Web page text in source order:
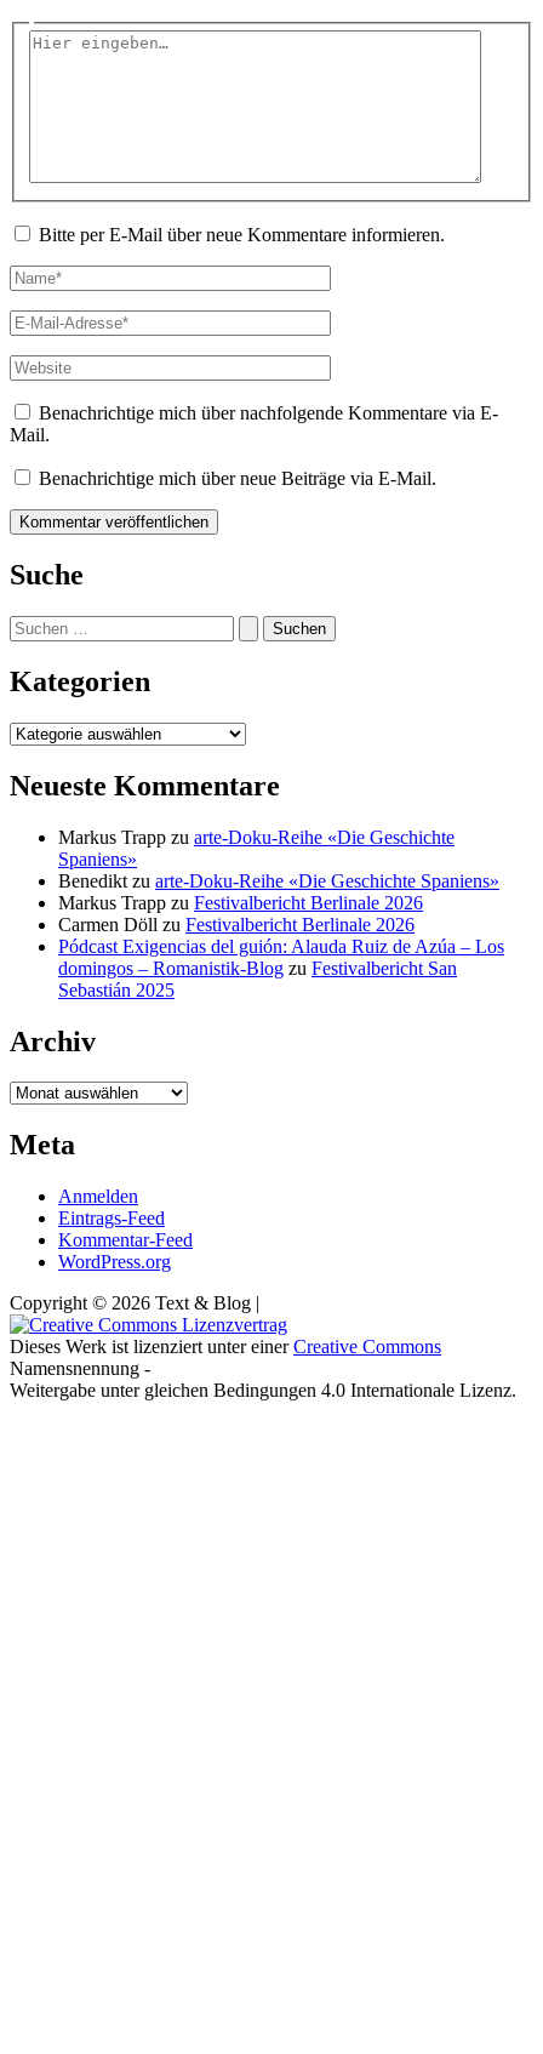
Hier
Bitte per E-Mail über neue Kommentare informieren.
Name*
E-
Mail-
Adresse*
Website
Benachrichtige mich über nachfolgende Kommentare via E-
Mail.
Benachrichtige mich über neue Beiträge via E-Mail.
Suche
Suchen
nach:
Kategorien
Kategorien
Neueste Kommentare
Markus Trapp zu arte-Doku-Reihe «Die Geschichte
Spaniens»
Benedikt zu arte-Doku-Reihe «Die Geschichte Spaniens»
Markus Trapp zu Festivalbericht Berlinale 2026
Carmen Döll zu Festivalbericht Berlinale 2026
Pódcast Exigencias del guión: Alauda Ruiz de Azúa – Los
domingos – Romanistik-Blog zu Festivalbericht San
Sebastián 2025
Archiv
Archiv
Meta
Anmelden
Eintrags-Feed
Kommentar-Feed
WordPress.org
Copyright © 2026 Text & Blog |
Dieses Werk ist lizenziert unter einerCreative Commons
Namensnennung -
Weitergabe unter gleichen Bedingungen 4.0 Internationale Lizenz.